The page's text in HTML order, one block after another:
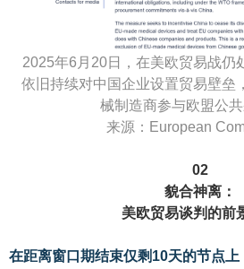
2025年6月20日，在美欧贸易战仍
依旧持续对中国企业设置贸易壁垒
械制造商参与欧盟公
来源：European
02
貌合神离：
美欧贸易谈判的前
在距离窗口期结束仅剩10天的节点